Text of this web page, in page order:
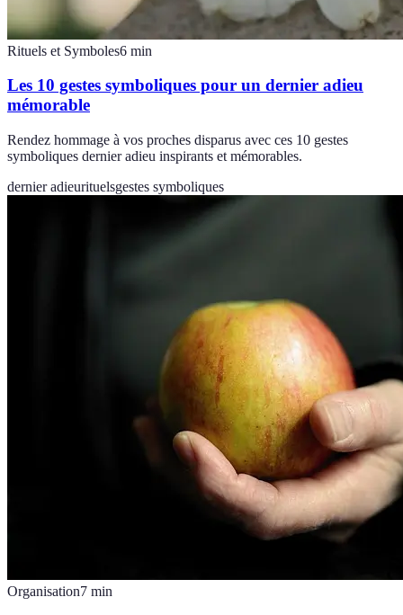
Rituels et Symboles6 min
Les 10 gestes symboliques pour un dernier adieu
mémorable
Rendez hommage à vos proches disparus avec ces 10 gestes
symboliques dernier adieu inspirants et mémorables.
dernier adieurituelsgestes symboliques
Organisation7 min